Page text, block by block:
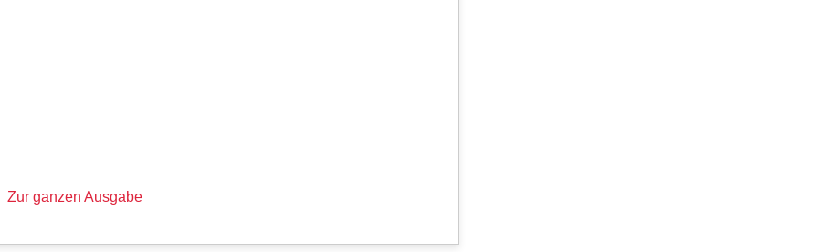
Zur ganzen Ausgabe